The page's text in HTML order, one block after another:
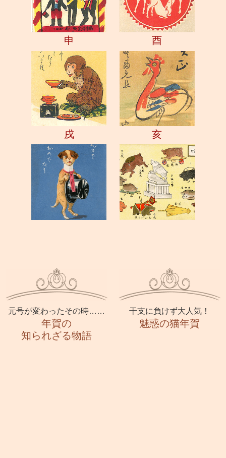
申 酉
戌 亥
元号が変わったその時……
年賀の
知られざる物語
干支に負けず大人気！
魅惑の猫年賀